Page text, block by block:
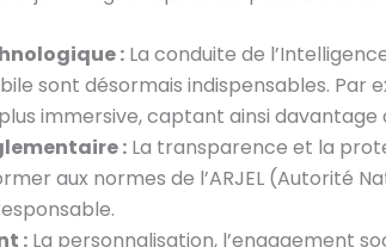
: La conduite de
sont désormais indispensables.
immersive, captant ainsi davantage
: La transparence et la
aux normes de l’ARJEL (Autorité
: La personnalisation, l’engagement